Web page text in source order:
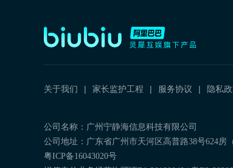
关于我们 家长监护工程 服务协议 隐私
公司名称：广州宁静海信息科技有限公司
公司地址：广东省广州市天河区高普路38号624房
粤ICP备16043020号